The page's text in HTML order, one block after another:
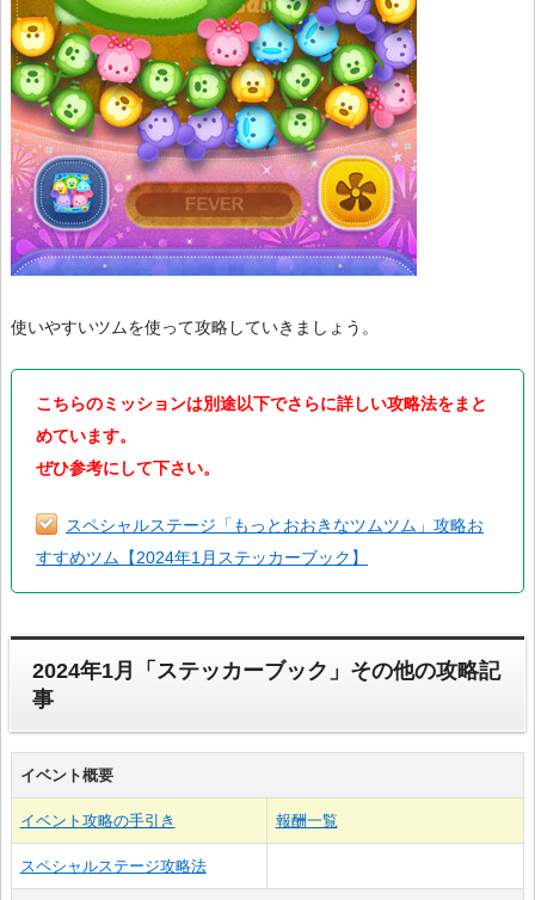
使いやすいツムを使って攻略していきましょう。
こちらのミッションは別途以下でさらに詳しい攻略法をまと
めています。
ぜひ参考にして下さい。
スペシャルステージ「もっとおおきなツムツム」攻略お
すすめツム【2024年1月ステッカーブック】
2024年1月「ステッカーブック」その他の攻略記
事
イベント概要
イベント攻略の手引き 報酬一覧
スペシャルステージ攻略法